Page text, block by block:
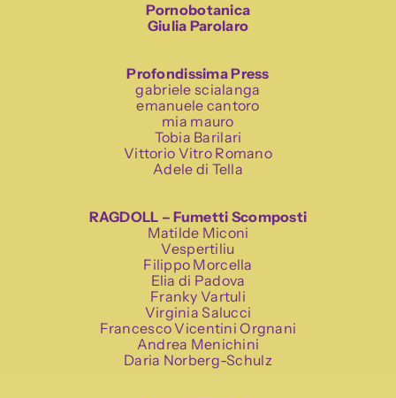
Pornobotanica
Giulia Parolaro
Profondissima Press
gabriele scialanga
emanuele cantoro
mia mauro
Tobia Barilari
Vittorio Vitro Romano
Adele di Tella
RAGDOLL – Fumetti Scomposti
Matilde Miconi
Vespertiliu
Filippo Morcella
Elia di Padova
Franky Vartuli
Virginia Salucci
Francesco Vicentini Orgnani
Andrea Menichini
Daria Norberg-Schulz